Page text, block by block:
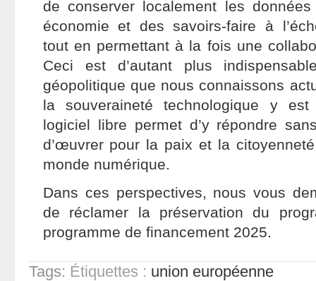
de conserver localement les
économie et des savoirs-faire à
tout en permettant à la fois une
Ceci est d’autant plus
géopolitique que nous connaissons
la souveraineté technologique y
logiciel libre permet d’y répondre
d’œuvrer pour la paix et la
monde numérique.
Dans ces perspectives, nous vous
de réclamer la préservation du
programme de financement 2025.
Tags: Étiquettes : union européenne